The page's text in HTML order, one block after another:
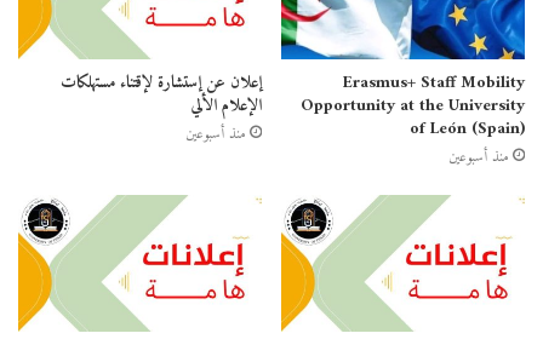
Erasmus+ Staff Mobility
Opportunity at the University
of León (Spain)
منذ أسبوعين
إعلان عن إستشارة لإقتناء مستهلكات
الإعلام الألي
منذ أسبوعين